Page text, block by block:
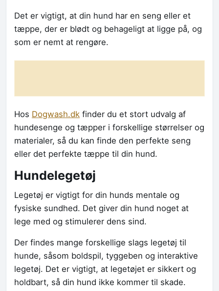
Det er vigtigt, at din hund har en seng eller et
tæppe, der er blødt og behageligt at ligge på, og
som er nemt at rengøre.
Hos Dogwash.dk finder du et stort udvalg af
hundesenge og tæpper i forskellige størrelser og
materialer, så du kan finde den perfekte seng
eller det perfekte tæppe til din hund.
Hundelegetøj
Legetøj er vigtigt for din hunds mentale og
fysiske sundhed. Det giver din hund noget at
lege med og stimulerer dens sind.
Der findes mange forskellige slags legetøj til
hunde, såsom boldspil, tyggeben og interaktive
legetøj. Det er vigtigt, at legetøjet er sikkert og
holdbart, så din hund ikke kommer til skade.